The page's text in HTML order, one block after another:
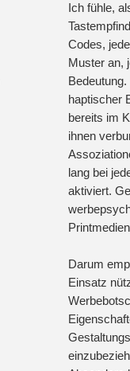
Ich fühle,
Codes,
Muster an,
haptischer
bereits im
ihnen
lang bei
aktiviert.
Darum
Einsatz